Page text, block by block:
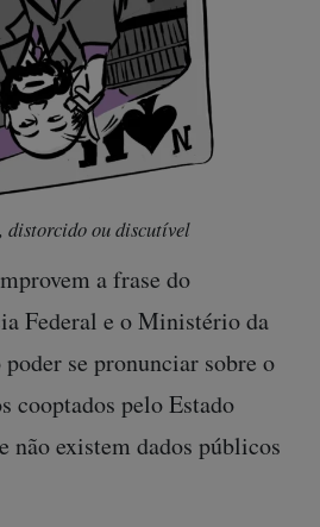
distorcido ou discutível
a frase do
Federal e o Ministério da
se pronunciar sobre o
cooptados pelo Estado
não existem dados públicos